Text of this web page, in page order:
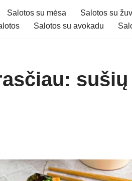
Salotos su mėsa Salotos su
Salotos su avokadu